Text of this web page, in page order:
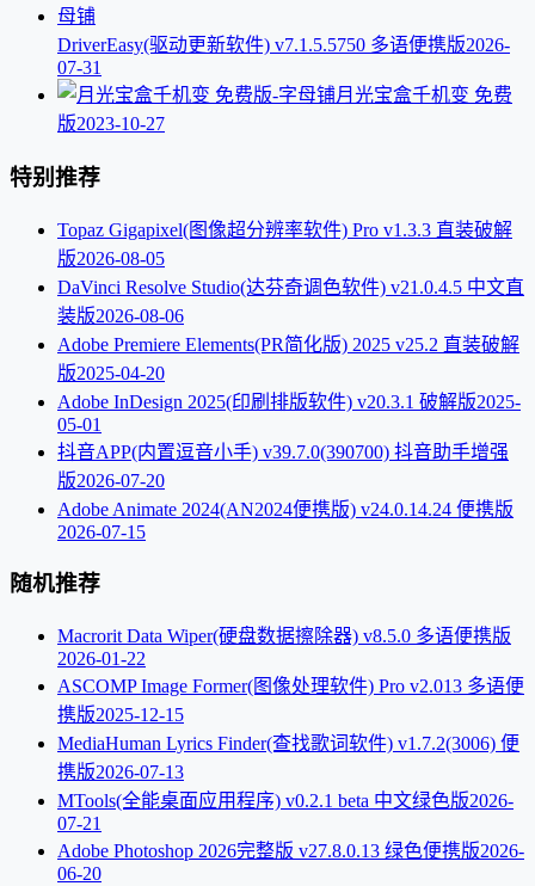
DriverEasy(驱动更新软件) v7.1.5.5750 多语便携版2026-
07-31
月光宝盒千机变 免费
版2023-10-27
特别推荐
Topaz Gigapixel(图像超分辨率软件) Pro v1.3.3 直装破解
版2026-08-05
DaVinci Resolve Studio(达芬奇调色软件) v21.0.4.5 中文直
装版2026-08-06
Adobe Premiere Elements(PR简化版) 2025 v25.2 直装破解
版2025-04-20
Adobe InDesign 2025(印刷排版软件) v20.3.1 破解版2025-
05-01
抖音APP(内置逗音小手) v39.7.0(390700) 抖音助手增强
版2026-07-20
Adobe Animate 2024(AN2024便携版) v24.0.14.24 便携版
2026-07-15
随机推荐
Macrorit Data Wiper(硬盘数据擦除器) v8.5.0 多语便携版
2026-01-22
ASCOMP Image Former(图像处理软件) Pro v2.013 多语便
携版2025-12-15
MediaHuman Lyrics Finder(查找歌词软件) v1.7.2(3006) 便
携版2026-07-13
MTools(全能桌面应用程序) v0.2.1 beta 中文绿色版2026-
07-21
Adobe Photoshop 2026完整版 v27.8.0.13 绿色便携版2026-
06-20